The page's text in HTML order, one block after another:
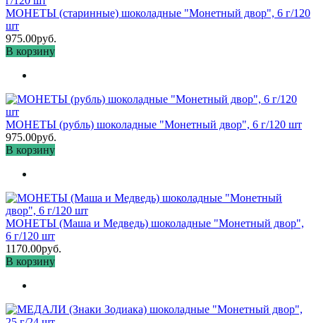
МОНЕТЫ (старинные) шоколадные "Монетный двор", 6 г/120
шт
975.00руб.
В корзину
МОНЕТЫ (рубль) шоколадные "Монетный двор", 6 г/120 шт
975.00руб.
В корзину
МОНЕТЫ (Маша и Медведь) шоколадные "Монетный двор",
6 г/120 шт
1170.00руб.
В корзину